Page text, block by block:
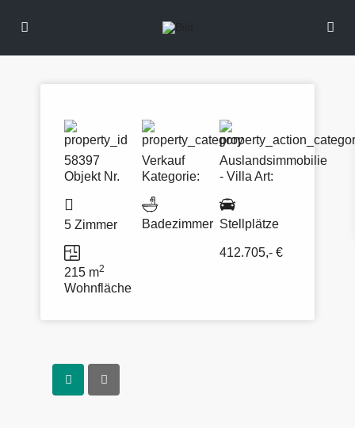
58397
Objekt Nr.
Verkauf
Kategorie:
Auslandsimmobilie
- Villa Art:
5 Zimmer Badezimmer Stellplätze
215 m2
Wohnfläche
412.705,- €